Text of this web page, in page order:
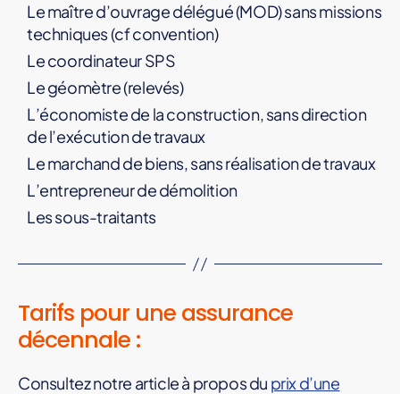
Le maître d’ouvrage délégué (MOD) sans missions
techniques (cf convention)
Le coordinateur SPS
Le géomètre (relevés)
L’économiste de la construction, sans direction
de l’exécution de travaux
Le marchand de biens, sans réalisation de travaux
L’entrepreneur de démolition
Les sous-traitants
Tarifs pour une assurance
décennale :
Consultez notre article à propos du prix d’une